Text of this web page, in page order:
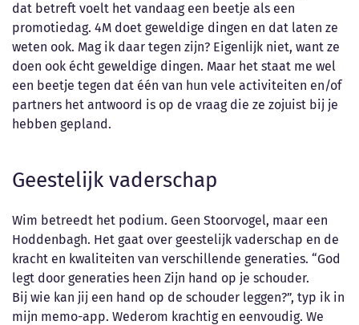
dat betreft voelt het vandaag een beetje als een
promotiedag. 4M doet geweldige dingen en dat laten ze
weten ook. Mag ik daar tegen zijn? Eigenlijk niet, want ze
doen ook écht geweldige dingen. Maar het staat me wel
een beetje tegen dat één van hun vele activiteiten en/of
partners het antwoord is op de vraag die ze zojuist bij je
hebben gepland.
Geestelijk vaderschap
Wim betreedt het podium. Geen Stoorvogel, maar een
Hoddenbagh. Het gaat over geestelijk vaderschap en de
kracht en kwaliteiten van verschillende generaties. “God
legt door generaties heen Zijn hand op je schouder.
Bij wie kan jij een hand op de schouder leggen?”, typ ik in
mijn memo-app. Wederom krachtig en eenvoudig. We